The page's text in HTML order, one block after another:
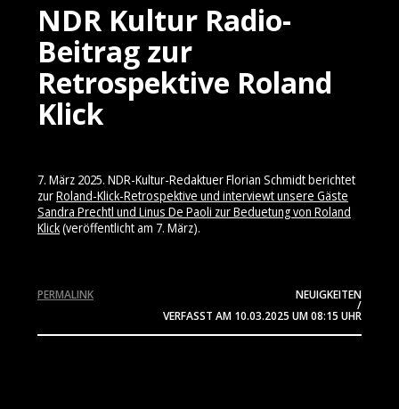
NDR Kultur Radio-
Beitrag zur
Retrospektive Roland
Klick
7. März 2025. NDR-Kultur-Redaktuer Florian Schmidt berichtet
zurRoland-Klick-Retrospektive und interviewt unsere Gäste
Sandra Prechtl und Linus De Paoli zur Beduetung von Roland
Klick(veröffentlicht am 7. März).
NEUIGKEITEN
/
VERFASST AM 10.03.2025 UM 08:15 UHR
PERMALINK